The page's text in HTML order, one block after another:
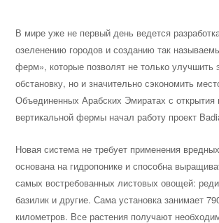
В мире уже не первый день ведется
озеленению городов и созданию так
ферм», которые позволят не только улучшить
обстановку, но и значительно сэкономить
Объединенных Арабских Эмиратах соткрытия
вертикальной фермы начал работу проект
Новая система не требует применения
основана на гидропонике и способна
самых востребованных листовых овощей:
базилик и другие. Сама установка занимает
километров. Все растения получают